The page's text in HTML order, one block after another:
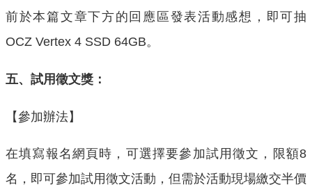
前於本篇文章下方的回應區發表活動感想，即可抽
OCZ Vertex 4 SSD 64GB。
五、試用徵文獎：
【參加辦法】
在填寫報名網頁時，可選擇要參加試用徵文，限額8
名，即可參加試用徵文活動，但需於活動現場繳交半價